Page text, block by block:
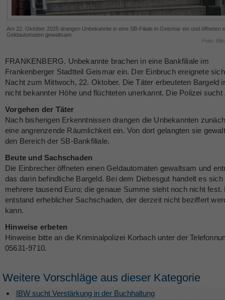
Am 22. Oktober 2025 drangen Unbekannte in eine SB-Filiale in Geismar ein und öffneten
Geldautomaten gewaltsam.
Foto:
FRANKENBERG. Unbekannte brachen in eine Bankfiliale im
Frankenberger Stadtteil Geismar ein. Der Einbruch ereignete
Nacht zum Mittwoch, 22. Oktober. Die Täter erbeuteten Bargeld
nicht bekannter Höhe und flüchteten unerkannt. Die Polizei sucht
Vorgehen der Täter
Nach bisherigen Erkenntnissen drangen die Unbekannten
eine angrenzende Räumlichkeit ein. Von dort gelangten sie
den Bereich der SB-Bankfiliale.
Beute und Sachschaden
Die Einbrecher öffneten einen Geldautomaten gewaltsam und
das darin befindliche Bargeld. Bei dem Diebesgut handelt es sich
mehrere tausend Euro; die genaue Summe steht noch nicht fest.
entstand erheblicher Sachschaden, der derzeit nicht beziffert
kann.
Hinweise erbeten
Hinweise bitte an die Kriminalpolizei Korbach unter der
05631-9710.
Weitere Vorschläge aus dieser Kategorie
IBW sucht Verstärkung in der Buchhaltung